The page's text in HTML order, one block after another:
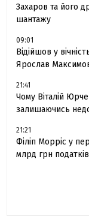
Захаров та його
шантажу
09:01
Відійшов у
Ярослав
21:41
Чому Віталій
залишаючись
21:21
Філіп Морріс у
млрд грн податків